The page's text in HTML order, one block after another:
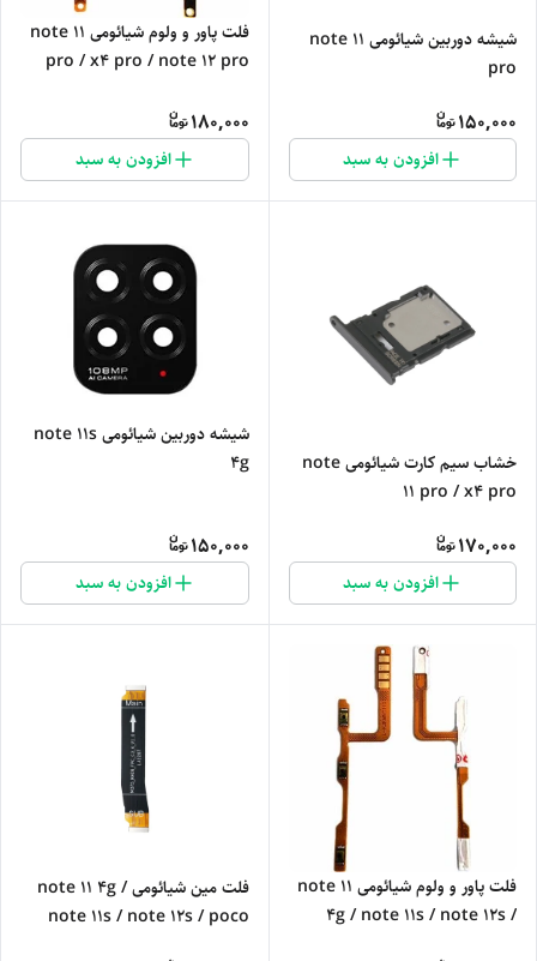
شیشه دوربین شیائومی note 11
pro
150,000
افزودن به سبد
فلت پاور و ولوم شیائومی note 11
pro / x4 pro / note 12 pro
180,000
افزودن به سبد
خشاب سیم کارت شیائومی note
11 pro / x4 pro
170,000
افزودن به سبد
شیشه دوربین شیائومی note 11s
4g
150,000
افزودن به سبد
فلت پاور و ولوم شیائومی note 11
4g / note 11s / note 12s /
فلت مین شیائومی note 11 4g /
note 11s / note 12s / poco